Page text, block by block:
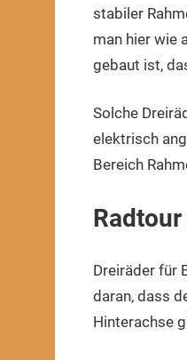
stabiler
man hier wie
gebaut ist,
Solche
elektrisch
Bereich
Dreiräder für
daran, dass
Hinterachse